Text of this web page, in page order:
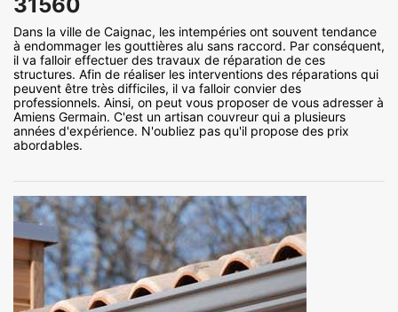
Dans la ville de Caignac, les intempéries ont souvent tendance
à endommager les gouttières alu sans raccord. Par conséquent,
il va falloir effectuer des travaux de réparation de ces
structures. Afin de réaliser les interventions des réparations qui
peuvent être très difficiles, il va falloir convier des
professionnels. Ainsi, on peut vous proposer de vous adresser à
Amiens Germain. C'est un artisan couvreur qui a plusieurs
années d'expérience. N'oubliez pas qu'il propose des prix
abordables.